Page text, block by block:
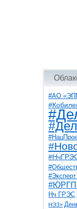
#АО
Нч ГРЭС
НЭЗ»